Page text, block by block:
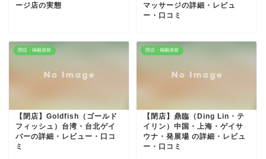
ージ店の実態
マッサージの詳細・レビュ
ー・口コミ
閉店・掲載保留
【閉店】Goldfish（ゴールド
フィッシュ）台湾・台北ゲイ
バーの詳細・レビュー・口コ
ミ
閉店・掲載保留
【閉店】鼎臨（Ding Lin・テ
イリン）中国・上海・ゲイサ
ウナ・発展場 の詳細・レビュ
ー・口コミ